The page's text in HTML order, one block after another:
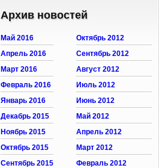
Архив новостей
Май 2016
Апрель 2016
Март 2016
Февраль 2016
Январь 2016
Декабрь 2015
Ноябрь 2015
Октябрь 2015
Сентябрь 2015
Октябрь 2012
Сентябрь 2012
Август 2012
Июль 2012
Июнь 2012
Май 2012
Апрель 2012
Март 2012
Февраль 2012